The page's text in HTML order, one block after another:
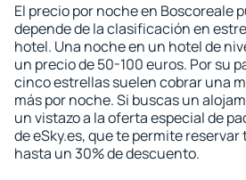
El precio por noche en Boscoreale
depende de la clasificación en
hotel. Una noche en un hotel de
un precio de 50-100 euros. Por su
cinco estrellas suelen cobrar una
más por noche. Si buscas un
un vistazo a la oferta especial de
de eSky.es, que te permite
hasta un 30% de descuento.